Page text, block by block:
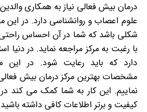
درمان بیش فعالی نیاز به همکاری
علوم اعصاب و روانشناسی دارد. در این
شکلی باشد که شما در آن احساس راحتی
با رغبت به مرکز مراجعه نماید. در دنیا
دارد که باید رعایت شود. در این
مشخصات بهترین مرکز درمان بیش
نماییم. این کار به شما کمک می کند در
کیفیت و برتر اطلاعات کافی داشته